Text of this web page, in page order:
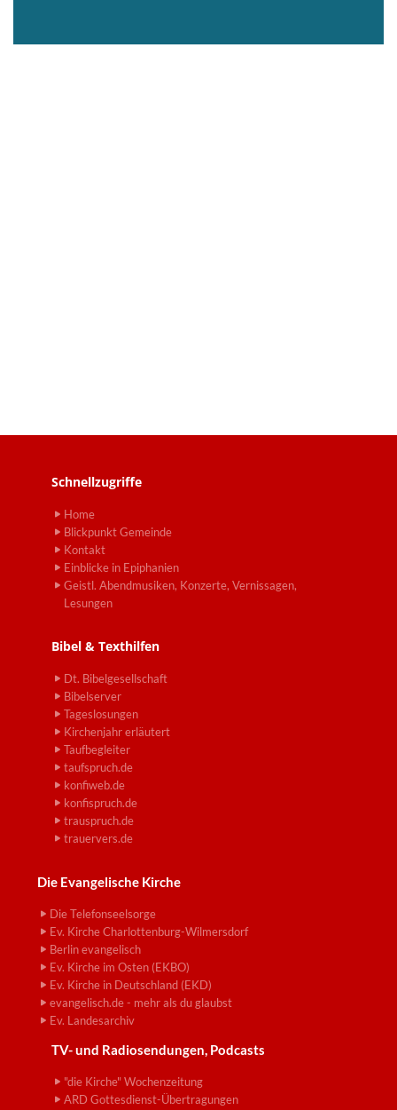
Schnellzugriffe
Home
Blickpunkt Gemeinde
Kontakt
Einblicke in Epiphanien
Geistl. Abendmusiken, Konzerte, Vernissagen,
Lesungen
Bibel & Texthilfen
Dt. Bibelgesellschaft
Bibelserver
Tageslosungen
Kirchenjahr erläutert
Taufbegleiter
taufspruch.de
konfiweb.de
konfispruch.de
trauspruch.de
trauervers.de
Die Evangelische Kirche
Die Telefonseelsorge
Ev. Kirche Charlottenburg-Wilmersdorf
Berlin evangelisch
Ev. Kirche im Osten (EKBO)
Ev. Kirche in Deutschland (EKD)
evangelisch.de - mehr als du glaubst
Ev. Landesarchiv
TV- und Radiosendungen, Podcasts
"die Kirche" Wochenzeitung
ARD Gottesdienst-Übertragungen